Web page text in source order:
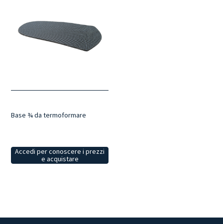
Base ¾ da termoformare
Accedi per conoscere i prezzi
e acquistare